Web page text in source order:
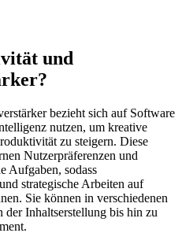
und
bezieht sich auf Software
nutzen, um kreative
zu steigern. Diese
Nutzerpräferenzen und
Aufgaben, sodass
strategische Arbeiten auf
Sie können in verschiedenen
der Inhaltserstellung bis hin zu